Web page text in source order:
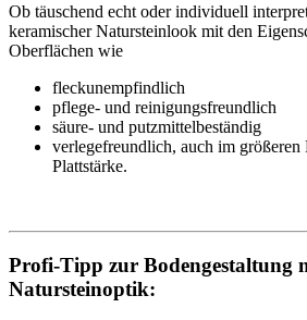
Ob täuschend echt oder individuell
keramischer Natursteinlook mit den
Oberflächen wie
fleckunempfindlich
pflege- und reinigungsfreundlich
säure- und putzmittelbeständig
verlegefreundlich, auch im größeren
Plattstärke.
Profi-Tipp zur Bodengestaltung
Natursteinoptik: